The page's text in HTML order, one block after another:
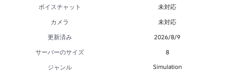
ボイスチャット
未対応
カメラ
未対応
更新済み
2026/8/9
サーバーのサイズ
8
ジャンル
Simulation